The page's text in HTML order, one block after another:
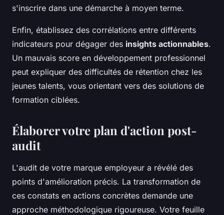
s'inscrire dans une démarche à moyen terme.
Enfin, établissez des corrélations entre différents
indicateurs pour dégager des insights actionnables.
Un mauvais score en développement professionnel
peut expliquer des difficultés de rétention chez les
jeunes talents, vous orientant vers des solutions de
formation ciblées.
Élaborer votre plan d'action post-
audit
L'audit de votre marque employeur a révélé des
points d'amélioration précis. La transformation de
ces constats en actions concrètes demande une
approche méthodologique rigoureuse. Votre feuille